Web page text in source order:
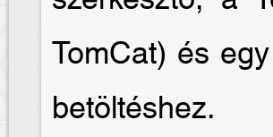
TomCat) és
betöltéshez.